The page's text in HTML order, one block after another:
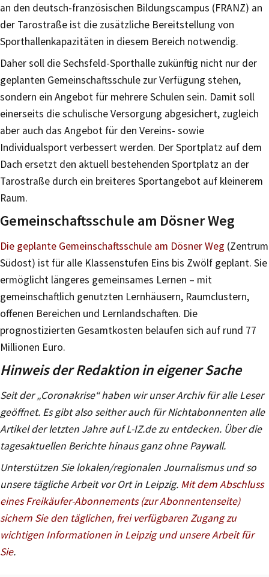
an den deutsch-französischen Bildungscampus (FRANZ) an
der Tarostraße ist die zusätzliche Bereitstellung von
Sporthallenkapazitäten in diesem Bereich notwendig.
Daher soll die Sechsfeld-Sporthalle zukünftig nicht nur der
geplanten Gemeinschaftsschule zur Verfügung stehen,
sondern ein Angebot für mehrere Schulen sein. Damit soll
einerseits die schulische Versorgung abgesichert, zugleich
aber auch das Angebot für den Vereins- sowie
Individualsport verbessert werden. Der Sportplatz auf dem
Dach ersetzt den aktuell bestehenden Sportplatz an der
Tarostraße durch ein breiteres Sportangebot auf kleinerem
Raum.
Gemeinschaftsschule am Dösner Weg
Die geplante Gemeinschaftsschule am Dösner Weg (Zentrum
Südost) ist für alle Klassenstufen Eins bis Zwölf geplant. Sie
ermöglicht längeres gemeinsames Lernen – mit
gemeinschaftlich genutzten Lernhäusern, Raumclustern,
offenen Bereichen und Lernlandschaften. Die
prognostizierten Gesamtkosten belaufen sich auf rund 77
Millionen Euro.
Hinweis der Redaktion in eigener Sache
Seit der „Coronakrise“ haben wir unser Archiv für alle Leser
geöffnet. Es gibt also seither auch für Nichtabonnenten alle
Artikel der letzten Jahre auf L-IZ.de zu entdecken. Über die
tagesaktuellen Berichte hinaus ganz ohne Paywall.
Unterstützen Sie lokalen/regionalen Journalismus und so
unsere tägliche Arbeit vor Ort in Leipzig. Mit dem Abschluss
eines Freikäufer-Abonnements (zur Abonnentenseite)
sichern Sie den täglichen, frei verfügbaren Zugang zu
wichtigen Informationen in Leipzig und unsere Arbeit für
Sie.